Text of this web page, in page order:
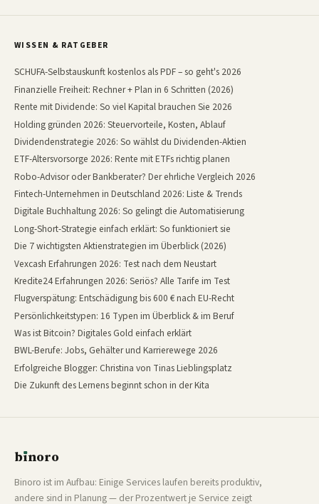
WISSEN & RATGEBER
SCHUFA-Selbstauskunft kostenlos als PDF – so geht's 2026
Finanzielle Freiheit: Rechner + Plan in 6 Schritten (2026)
Rente mit Dividende: So viel Kapital brauchen Sie 2026
Holding gründen 2026: Steuervorteile, Kosten, Ablauf
Dividendenstrategie 2026: So wählst du Dividenden-Aktien
ETF-Altersvorsorge 2026: Rente mit ETFs richtig planen
Robo-Advisor oder Bankberater? Der ehrliche Vergleich 2026
Fintech-Unternehmen in Deutschland 2026: Liste & Trends
Digitale Buchhaltung 2026: So gelingt die Automatisierung
Long-Short-Strategie einfach erklärt: So funktioniert sie
Die 7 wichtigsten Aktienstrategien im Überblick (2026)
Vexcash Erfahrungen 2026: Test nach dem Neustart
Kredite24 Erfahrungen 2026: Seriös? Alle Tarife im Test
Flugverspätung: Entschädigung bis 600 € nach EU-Recht
Persönlichkeitstypen: 16 Typen im Überblick & im Beruf
Was ist Bitcoin? Digitales Gold einfach erklärt
BWL-Berufe: Jobs, Gehälter und Karrierewege 2026
Erfolgreiche Blogger: Christina von Tinas Lieblingsplatz
Die Zukunft des Lernens beginnt schon in der Kita
bınoro
Binoro ist im Aufbau: Einige Services laufen bereits produktiv,
andere sind in Planung — der Prozentwert je Service zeigt